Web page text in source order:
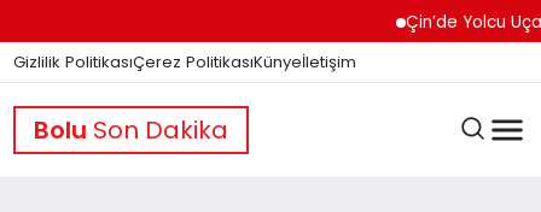
Çin’de Yolcu
Gizlilik PolitikasıÇerez PolitikasıKünyeİletişim
Bolu Son Dakika